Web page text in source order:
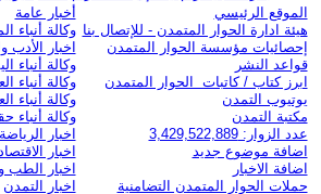
الموقع الرئيسي
هيئة ادارة الحوار المتمدن - للإتصال بنا
إحصائيات مؤسسة الحوار المتمدن
قواعد النشر
ابرز كتاب / كاتبات الحوار المتمدن
يوتيوب التمدن
مكتبة التمدن
عدد الزوار: 3,429,522,889
اضافة موضوع جديد
اضافة الاخبار
حملات الحوار المتمدن التضامنية
أخبار عامة
وكالة أنباء
اخبار الأدب
وكالة أنباء
وكالة أنباء
وكالة أنباء
وكالة أنباء
اخبار الرياضة
اخبار
اخبار الطب
اخبار التمدن